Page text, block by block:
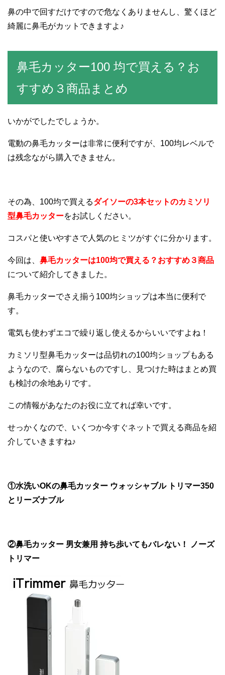
鼻の中で回すだけですので危なくありませんし、驚くほど
綺麗に鼻毛がカットできますよ♪
鼻毛カッター100 均で買える？お
すすめ３商品まとめ
いかがでしたでしょうか。
電動の鼻毛カッターは非常に便利ですが、100均レベルで
は残念ながら購入できません。
その為、100均で買えるダイソーの3本セットのカミソリ
型鼻毛カッターをお試しください。
コスパと使いやすさで人気のヒミツがすぐに分かります。
今回は、 鼻毛カッターは100均で買える？おすすめ３商品
について紹介してきました。
鼻毛カッターでさえ揃う100均ショップは本当に便利で
す。
電気も使わずエコで繰り返し使えるからいいですよね！
カミソリ型鼻毛カッターは品切れの100均ショップもある
ようなので、腐らないものですし、見つけた時はまとめ買
も検討の余地ありです。
この情報があなたのお役に立てれば幸いです。
せっかくなので、いくつか今すぐネットで買える商品を紹
介していきますね♪
①水洗いOKの鼻毛カッター ウォッシャブル トリマー350
とリーズナブル
②鼻毛カッター 男女兼用 持ち歩いてもバレない！ ノーズ
トリマー